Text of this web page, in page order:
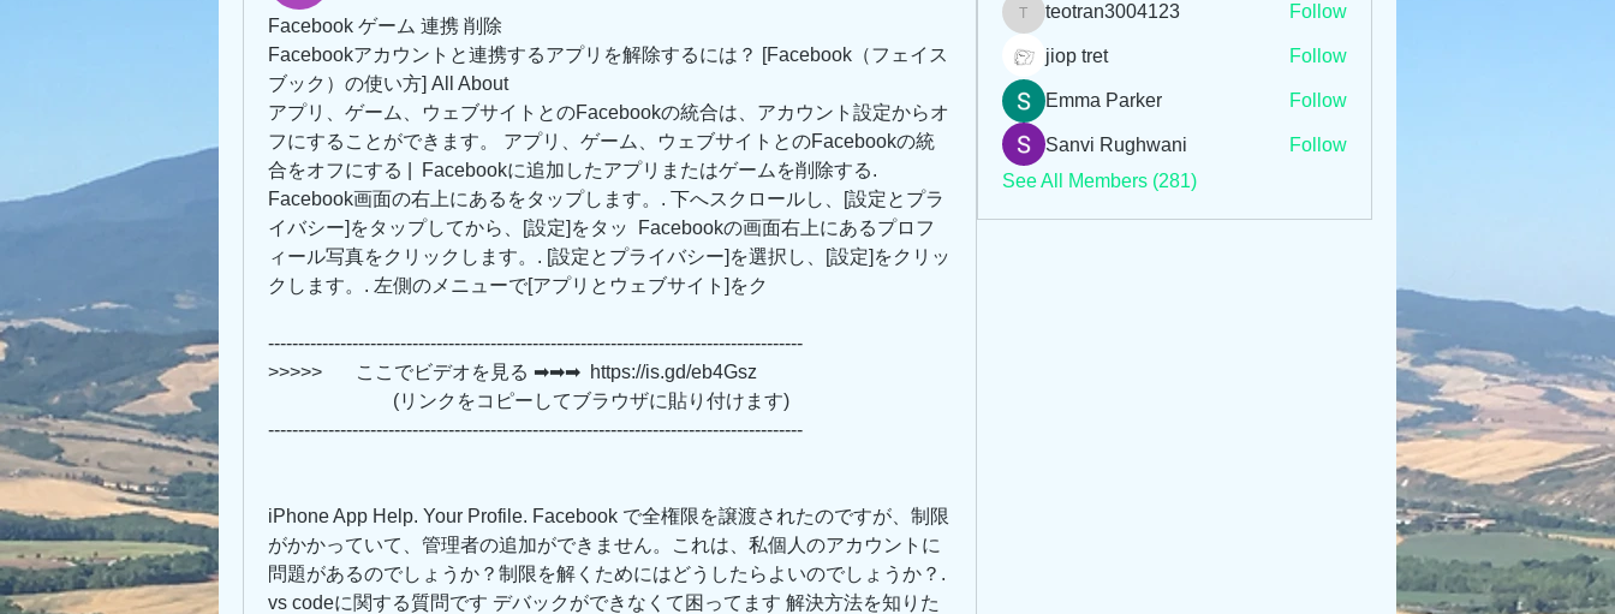
Facebook ゲーム 連携 削除
Facebookアカウントと連携するアプリを解除するには？ [Facebook（フェイス
ブック）の使い方] All About
アプリ、ゲーム、ウェブサイトとのFacebookの統合は、アカウント設定からオ
フにすることができます。 アプリ、ゲーム、ウェブサイトとのFacebookの統
合をオフにする |  Facebookに追加したアプリまたはゲームを削除する.
Facebook画面の右上にあるをタップします。. 下へスクロールし、[設定とプラ
イバシー]をタップしてから、[設定]をタッ  Facebookの画面右上にあるプロフ
ィール写真をクリックします。. [設定とプライバシー]を選択し、[設定]をクリッ
クします。. 左側のメニューで[アプリとウェブサイト]をク
-----------------------------------------------------------------------------------------
>>>>>       ここでビデオを見る ➡➡➡  https://is.gd/eb4Gsz
                          (リンクをコピーしてブラウザに貼り付けます)
-----------------------------------------------------------------------------------------
iPhone App Help. Your Profile. Facebook で全権限を譲渡されたのですが、制限
がかかっていて、管理者の追加ができません。これは、私個人のアカウントに
問題があるのでしょうか？制限を解くためにはどうしたらよいのでしょうか？.
vs codeに関する質問です デバックができなくて困ってます 解決方法を知りた
teotran3004123
teotran3004123 Follow
jiop tret Follow
Emma Parker Follow
Sanvi Rughwani
Follow
See All Members (281)